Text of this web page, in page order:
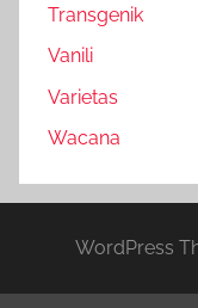
Transgenik
Vanili
Varietas
Wacana
WordPress